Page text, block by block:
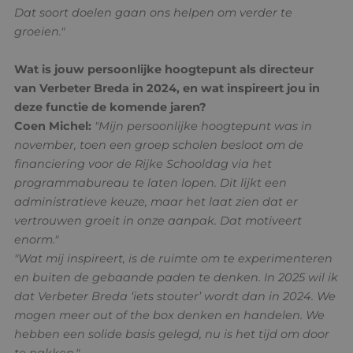
Dat soort doelen gaan ons helpen om verder te
groeien."
Wat is jouw persoonlijke hoogtepunt als directeur
van Verbeter Breda in 2024, en wat inspireert jou in
deze functie de komende jaren?
Coen Michel: "Mijn persoonlijke hoogtepunt was in
november, toen een groep scholen besloot om de
financiering voor de Rijke Schooldag via het
programmabureau te laten lopen. Dit lijkt een
administratieve keuze, maar het laat zien dat er
vertrouwen groeit in onze aanpak. Dat motiveert
enorm."
"Wat mij inspireert, is de ruimte om te experimenteren
en buiten de gebaande paden te denken. In 2025 wil ik
dat Verbeter Breda ‘iets stouter’ wordt dan in 2024. We
mogen meer out of the box denken en handelen. We
hebben een solide basis gelegd, nu is het tijd om door